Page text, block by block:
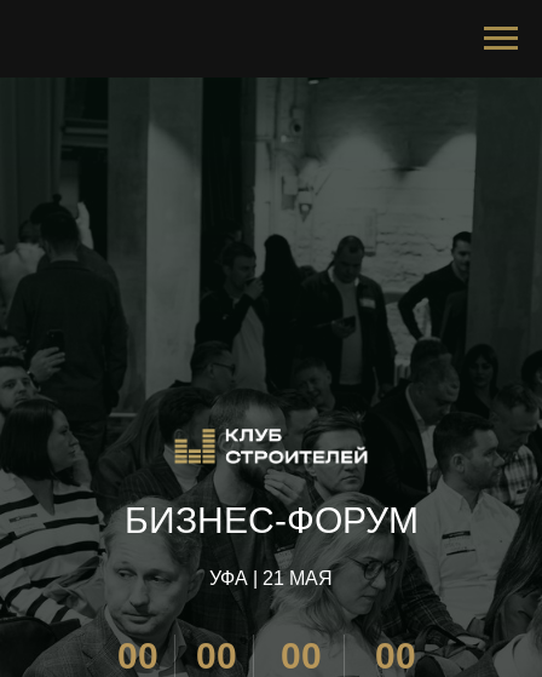
БИЗНЕС-ФОРУМ
УФА | 21 МАЯ
00 00 00 00